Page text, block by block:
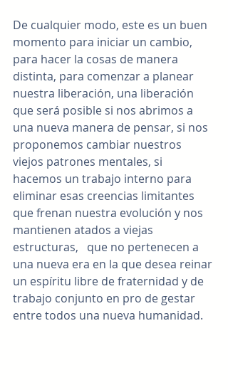
De cualquier modo, este es un buen
momento para iniciar un cambio,
para hacer la cosas de manera
distinta, para comenzar a planear
nuestra liberación, una liberación
que será posible si nos abrimos a
una nueva manera de pensar, si nos
proponemos cambiar nuestros
viejos patrones mentales, si
hacemos un trabajo interno para
eliminar esas creencias limitantes
que frenan nuestra evolución y nos
mantienen atados a viejas
estructuras,   que no pertenecen a
una nueva era en la que desea reinar
un espíritu libre de fraternidad y de
trabajo conjunto en pro de gestar
entre todos una nueva humanidad.